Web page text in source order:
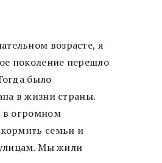
возрасте, я
поколение перешло
было
в жизни страны.
в огромном
семьи и
улицам. Мы жили